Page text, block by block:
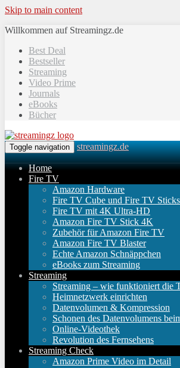
Skip to main content
Willkommen auf Streamingz.de
Best Deal
Bestseller
Streaming
Video Prime
Journals
eBooks
Bücher
Toggle navigation streamingz.de
Home
Fire TV
Amazon Hardware
Fire TV Cube und Fire TV
Fire TV mit 4K Ultra-HD
Amazon Fire TV Stick 4K
Zubehör für Amazon Fire TV
Amazon Fire TV Blaster
Echte Amazon Schnäppchen
eBooks zum Streaming
Streaming
Streaming – wie funktioniert die
Heimnetzwerk einrichten
Datenvolumen & Kompression
Schonen des Datenvolumens
Online-Videothek
Revolution des Fernsehens
Streaming Check
Amazon Prime Video im Detail